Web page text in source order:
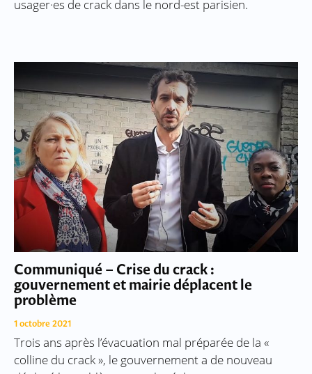
usager·es de crack dans le nord-est parisien.
Communiqué – Crise du crack :
gouvernement et mairie déplacent le
problème
1 octobre 2021
Trois ans après l’évacuation mal préparée de la «
colline du crack », le gouvernement a de nouveau